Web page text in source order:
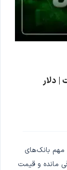
| دلار
مهم بانک‌های
مانده و قیمت